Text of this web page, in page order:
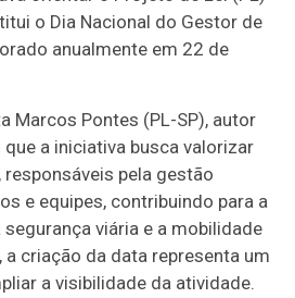
o Dia Nacional do Gestor de
anualmente em 22 de
Marcos Pontes (PL-SP), autor
a iniciativa busca valorizar
pela gestão
e equipes, contribuindo para a
viária e a mobilidade
a criação da data representa um
a visibilidade da atividade.